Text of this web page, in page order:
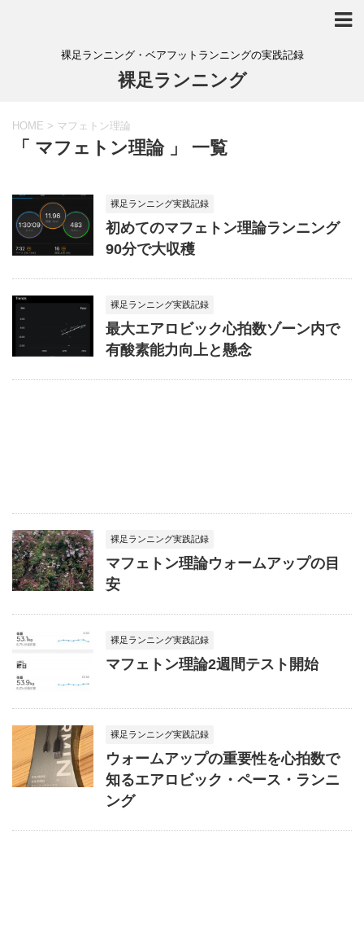
裸足ランニング・ベアフットランニングの実践記録
裸足ランニング
HOME > マフェトン理論
「 マフェトン理論 」 一覧
裸足ランニング実践記録
初めてのマフェトン理論ランニング
90分で大収穫
裸足ランニング実践記録
最大エアロビック心拍数ゾーン内で
有酸素能力向上と懸念
裸足ランニング実践記録
マフェトン理論ウォームアップの目
安
裸足ランニング実践記録
マフェトン理論2週間テスト開始
裸足ランニング実践記録
ウォームアップの重要性を心拍数で
知るエアロビック・ペース・ランニ
ング